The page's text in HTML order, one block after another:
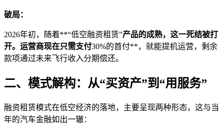
破局：
2026年初，随着**“低空融资租赁”产品的成熟，这一死结被打
开。运营商现在只需支付30%的首付**，就能提机运营，剩余
款项通过未来飞行收入分期偿还。
二、模式解构：从“买资产”到“用服务”
融资租赁模式在低空经济的落地，主要呈现两种形态，这与当
年的汽车金融如出一辙：